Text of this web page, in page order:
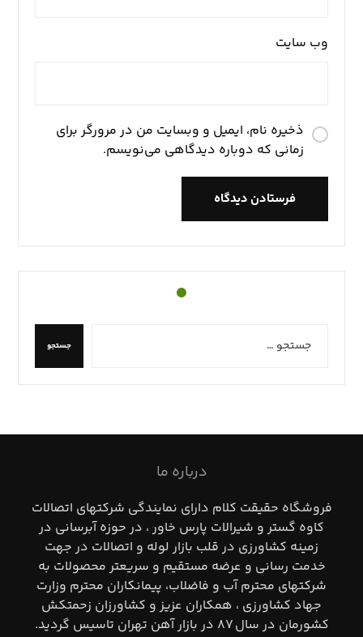
وب‌ سایت
ذخیره نام، ایمیل و وبسایت من در مرورگر برای
زمانی که دوباره دیدگاهی می‌نویسم.
فرستادن دیدگاه
جستجو
درباره ما
فروشگاه حقيقت كلام داراي نمايندگي شركتهاي اتصالات
كاوه گستر و شيرالات پارس خاور ، در حوزه آبرساني در
زمينه كشاورزي در قلب بازار لوله و اتصالات در جهت
خدمت رساني و عرضه مستقيم و سريعتر محصولات به
شركتهاي محترم آب و فاضلاب، پيمانكاران محترم وزارت
جهاد كشاورزي ، همكاران عزيز و كشاورزان زحمتكش
كشورمان در سال ٨٧ در بازار آهن تهران تاسيس گرديد.